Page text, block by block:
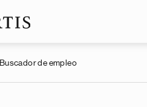
Buscador de empleo